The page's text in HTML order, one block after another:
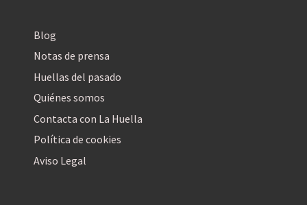
Blog
Notas de prensa
Huellas del pasado
Quiénes somos
Contacta con La Huella
Política de cookies
Aviso Legal